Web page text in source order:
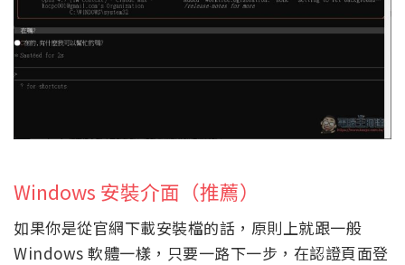
Windows 安裝介面（推薦）
如果你是從官網下載安裝檔的話，原則上就跟一般
Windows 軟體一樣，只要一路下一步，在認證頁面登